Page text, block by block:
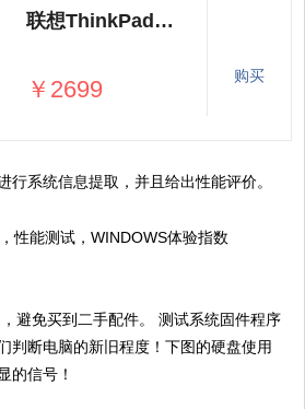
联想ThinkPad笔记本手提电脑商务办公游戏轻薄便携学生笔记本电脑
￥2699 购买
行系统信息提取，并且给出性能评价。
避免买到二手配件。 测试系统固件程序
判断电脑的新旧程度！下图的硬盘使用
的信号！